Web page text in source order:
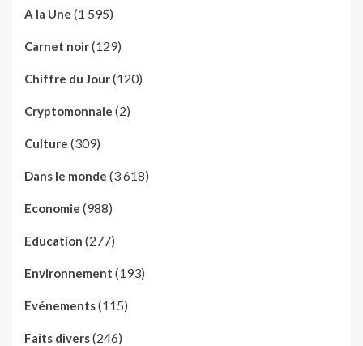
A la Une (1 595)
Carnet noir(129)
Chiffre du Jour(120)
Cryptomonnaie (2)
Culture (309)
Dans le monde (3 618)
Economie (988)
Education (277)
Environnement (193)
Evénements(115)
Faits divers(246)